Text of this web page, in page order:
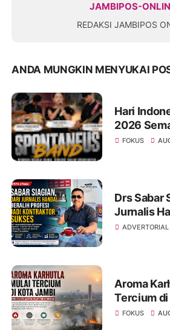
JAMBIPOS-
REDAKSI JAMBIPOS
ANDA MUNGKIN MENYUKAI
Hari
2026
Band
2
FOKUS
Drs Sabar
Jurnalis
Profesi
ADVERTORIAL
Aroma
Tercium di
Warga
FOKUS